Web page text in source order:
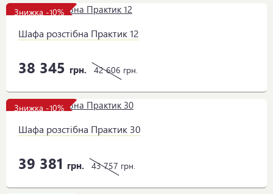
Знижка -10%
Шафа розстібна Практик 12
38 345 грн. 42 606 грн.
Знижка -10%
Шафа розстібна Практик 30
39 381 грн. 43 757 грн.